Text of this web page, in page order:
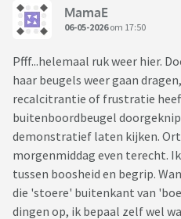
MamaE
06-05-2026om 17:50
Pfff...helemaal ruk weer hier.
haar beugels weer gaan
recalcitrantie of frustratie
buitenboordbeugel
demonstratief laten kijken.
morgenmiddag even terecht.
tussen boosheid en begrip.
die 'stoere' buitenkant van
dingen op, ik bepaal zelf wel